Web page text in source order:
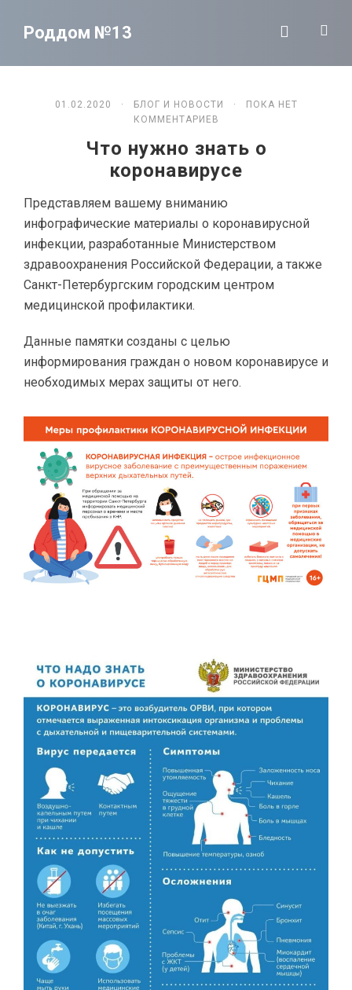
Роддом №13
01.02.2020 · БЛОГ И НОВОСТИ
· ПОКА НЕТ
КОММЕНТАРИЕВ
Что нужно знать о
коронавирусе
Представляем вашему вниманию
инфографические материалы о коронавирусной
инфекции, разработанные Министерством
здравоохранения Российской Федерации, а также
Санкт-Петербургским городским центром
медицинской профилактики.
Данные памятки созданы с целью
информирования граждан о новом коронавирусе и
необходимых мерах защиты от него.